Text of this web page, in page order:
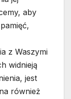
aby
z Waszymi
widnieją
jest
również